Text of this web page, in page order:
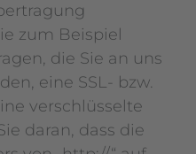
zum Beispiel
die Sie an uns
eine SSL- bzw.
verschlüsselte
daran, dass die